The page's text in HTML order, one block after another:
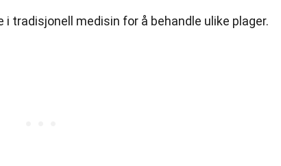
tradisjonell medisin for å behandle ulike plager.